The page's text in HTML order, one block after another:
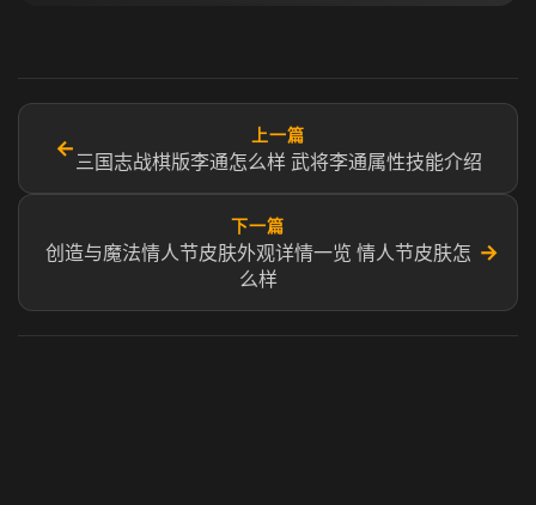
←
上一篇
三国志战棋版李通怎么样 武将李通属性技能介绍
下一篇
创造与魔法情人节皮肤外观详情一览 情人节皮肤怎
么样
→